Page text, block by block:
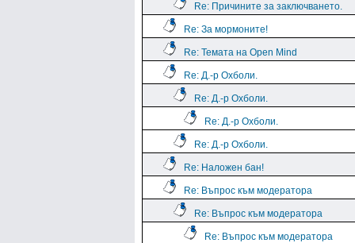
Re: Причините за заключването.
Re: За мормоните!
Re: Темата на Open Mind
Re: Д.-р Охболи.
Re: Д.-р Охболи.
Re: Д.-р Охболи.
Re: Д.-р Охболи.
Re: Наложен бан!
Re: Въпрос към модератора
Re: Въпрос към модератора
Re: Въпрос към модератора